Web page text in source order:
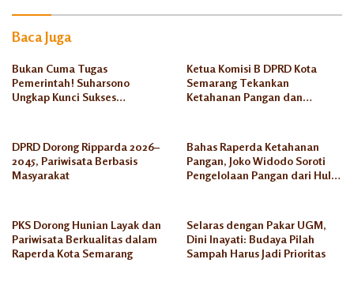
Gayam
Sari
Kota
PKS
Menyapa
Baca Juga
Bukan Cuma Tugas
Pemerintah! Suharsono
Ungkap Kunci Sukses
Ketua Komisi B DPRD Kota
Semarang Tekankan
Ketahanan Pangan dan
DPRD Dorong Ripparda 2026–
2045, Pariwisata Berbasis
Masyarakat
Bahas Raperda Ketahanan
Pangan, Joko Widodo Soroti
Pengelolaan Pangan dari Hulu
PKS Dorong Hunian Layak dan
Pariwisata Berkualitas dalam
Raperda Kota Semarang
Selaras dengan Pakar UGM,
Dini Inayati: Budaya Pilah
Sampah Harus Jadi Prioritas